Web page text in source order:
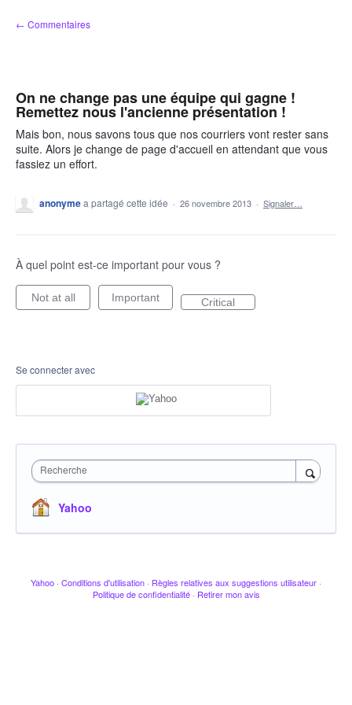
Aller
au
← Commentaires
On ne change pas une équipe qui gagne !
Remettez nous l'ancienne présentation !
Mais bon, nous savons tous que nos courriers vont rester sans
suite. Alors je change de page d'accueil en attendant que vous
fassiez un effort.
anonymea partagé cette idée · 26 novembre 2013 · Signaler…
À quel point est-ce important pour vous ?
Not at all Important Critical
Se connecter avec
Recherche
Yahoo
Yahoo · Conditions d'utilisation · Règles relatives aux suggestions utilisateur ·
Politique de confidentialité · Retirer mon avis